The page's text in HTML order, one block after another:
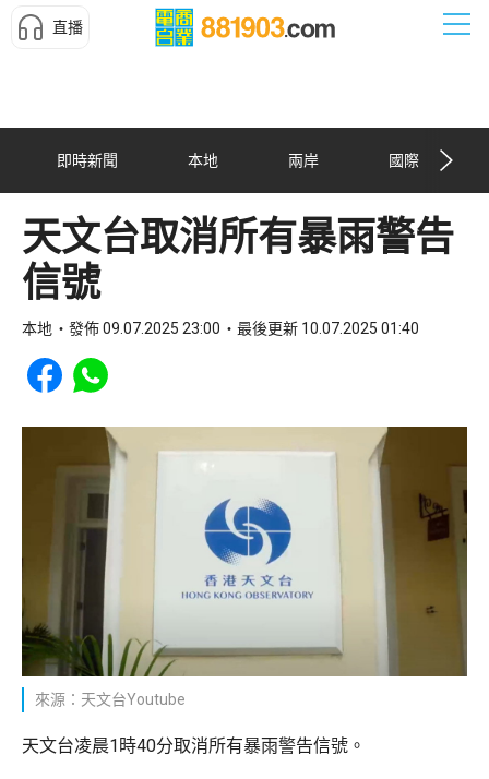
直播
即時新聞 本地 兩岸 國際
天文台取消所有暴雨警告
信號
本地 發佈 09.07.2025 23:00 最後更新 10.07.2025 01:40
Share to Facebook
Share to WhatsApp
來源：天文台Youtube
天文台凌晨1時40分取消所有暴雨警告信號。